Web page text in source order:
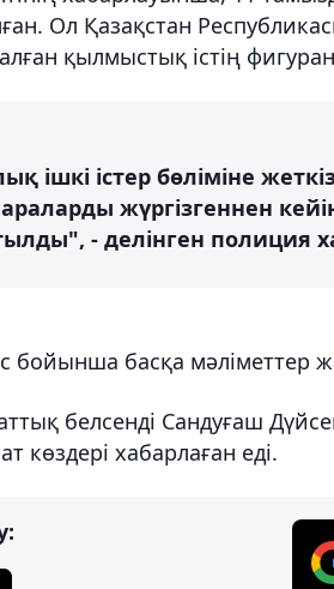
Ол Қазақстан
қылмыстық істің
ішкі істер бөліміне
жүргізгеннен
- делінген полиция
бойынша басқа мәліметтер
белсенді Сандуғаш
көздері хабарлаған еді.